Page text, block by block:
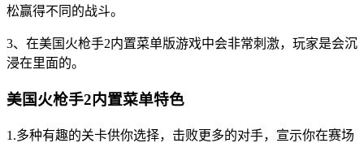
松赢得不同的战斗。
3、在美国火枪手2内置菜单版游戏中会非常刺激，玩家是会沉
浸在里面的。
美国火枪手2内置菜单特色
1.多种有趣的关卡供你选择，击败更多的对手，宣示你在赛场